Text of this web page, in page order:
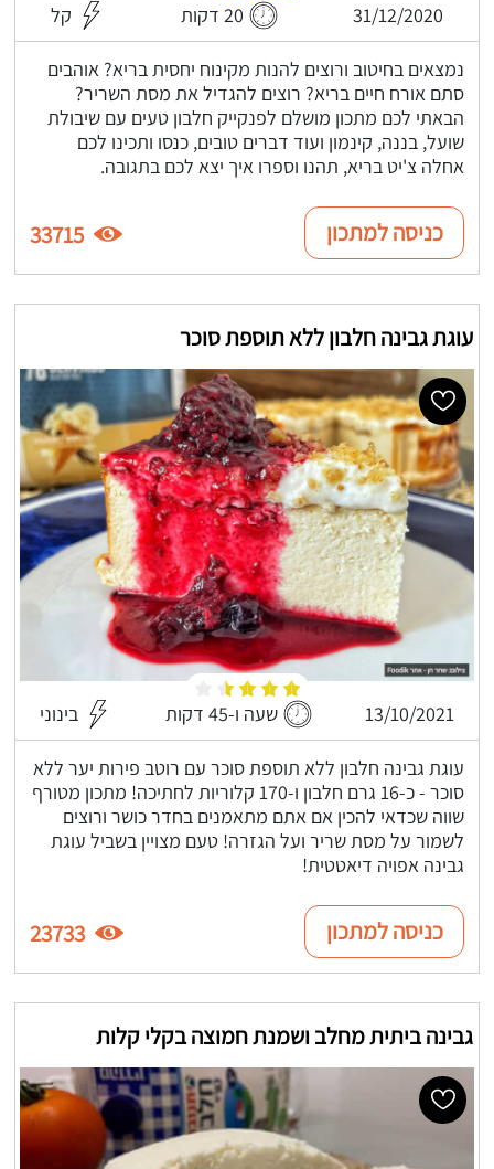
31/12/2020 20 דקות קל
נמצאים בחיטוב ורוצים להנות מקינוח יחסית בריא? אוהבים
סתם אורח חיים בריא? רוצים להגדיל את מסת השריר?
הבאתי לכם מתכון מושלם לפנקייק חלבון טעים עם שיבולת
שועל, בננה, קינמון ועוד דברים טובים, כנסו ותכינו לכם
אחלה צ'יט בריא, תהנו וספרו איך יצא לכם בתגובה.
כניסה למתכון 33715
עוגת גבינה חלבון ללא תוספת סוכר
13/10/2021 שעה ו-45 דקות בינוני
עוגת גבינה חלבון ללא תוספת סוכר עם רוטב פירות יער ללא
סוכר - כ-16 גרם חלבון ו-170 קלוריות לחתיכה! מתכון מטורף
שווה שכדאי להכין אם אתם מתאמנים בחדר כושר ורוצים
לשמור על מסת שריר ועל הגזרה! טעם מצויין בשביל עוגת
גבינה אפויה דיאטטית!
כניסה למתכון 23733
גבינה ביתית מחלב ושמנת חמוצה בקלי קלות